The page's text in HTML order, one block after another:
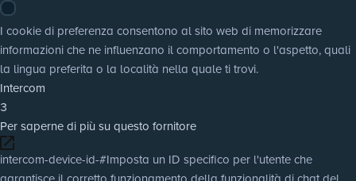
I cookie di preferenza consentono al sito web di memorizzare
informazioni che ne influenzano il comportamento o l'aspetto, quali
la lingua preferita o la località nella quale ti trovi.
Intercom
3
Per saperne di più su questo fornitore
intercom-device-id-#Imposta un ID specifico per l'utente che